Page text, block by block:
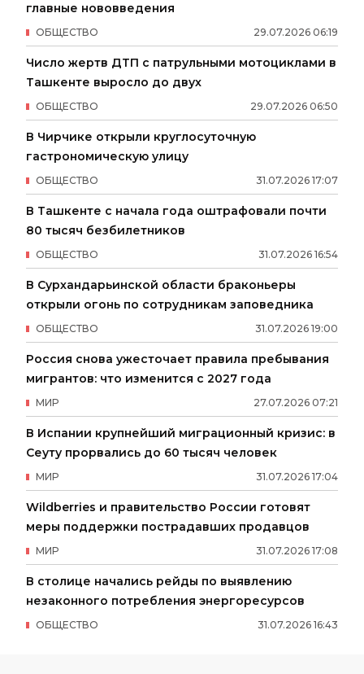
главные нововведения
29.07.2026 06:19
ОБЩЕСТВО
Число жертв ДТП с патрульными мотоциклами в
Ташкенте выросло до двух
29.07.2026 06:50
ОБЩЕСТВО
В Чирчике открыли круглосуточную
гастрономическую улицу
31.07.2026 17:07
ОБЩЕСТВО
В Ташкенте с начала года оштрафовали почти
80 тысяч безбилетников
31.07.2026 16:54
ОБЩЕСТВО
В Сурхандарьинской области браконьеры
открыли огонь по сотрудникам заповедника
31.07.2026 19:00
ОБЩЕСТВО
Россия снова ужесточает правила пребывания
мигрантов: что изменится с 2027 года
27.07.2026 07:21
МИР
В Испании крупнейший миграционный кризис: в
Сеуту прорвались до 60 тысяч человек
31.07.2026 17:04
МИР
Wildberries и правительство России готовят
меры поддержки пострадавших продавцов
31.07.2026 17:08
МИР
В столице начались рейды по выявлению
незаконного потребления энергоресурсов
31.07.2026 16:43
ОБЩЕСТВО